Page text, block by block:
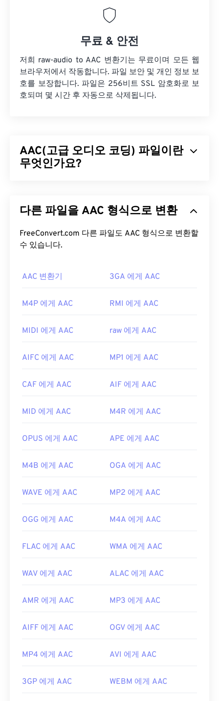
무료 & 안전
저희 raw-audio to AAC 변환기는 무료이며 모든 웹
브라우저에서 작동합니다. 파일 보안 및 개인 정보 보
호를 보장합니다. 파일은 256비트 SSL 암호화로 보
호되며 몇 시간 후 자동으로 삭제됩니다.
AAC(고급 오디오 코딩) 파일이란
무엇인가요?
주로 디지털 TV, 디지털 라디오, 인터넷 스트리밍에
의 표준 오디오 형식입니다.ISO/IEC는 AAC코덱
을 MP3의 개선된 코덱으로 지정했는데, 파일 크기
용하여 AAC 파일을 여세요. 또는iTunes에서도 기본
적으로 AAC 파일이 열립니다. 하지만 AAC 파일은 어
에서도 열립니다.
사용되므로Nintendo 3DS ,Playstation 4
ISO/IEC MPEG 오디오 위원회
최초 출시:1997년
https://en.wikipedia.org/wiki/고급_오디오_코딩
browse=tc
다른 파일을 AAC 형식으로 변환
FreeConvert.com 다른 파일도 AAC 형식으로 변환할
수 있습니다.
AAC 변환기 3GA 에게 AAC
M4P 에게 AAC RMI 에게 AAC
MIDI 에게 AAC raw 에게 AAC
AIFC 에게 AAC MP1 에게 AAC
CAF 에게 AAC AIF 에게 AAC
MID 에게 AAC M4R 에게 AAC
OPUS 에게 AAC APE 에게 AAC
M4B 에게 AAC OGA 에게 AAC
WAVE 에게 AAC MP2 에게 AAC
OGG 에게 AAC M4A 에게 AAC
FLAC 에게 AAC WMA 에게 AAC
WAV 에게 AAC ALAC 에게 AAC
AMR 에게 AAC MP3 에게 AAC
AIFF 에게 AAC OGV 에게 AAC
MP4 에게 AAC AVI 에게 AAC
3GP 에게 AAC WEBM 에게 AAC